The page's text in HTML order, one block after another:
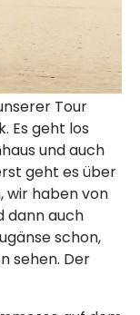
Tour
Es geht los
und auch
geht es über
wir haben von
dann auch
schon,
sehen. Der